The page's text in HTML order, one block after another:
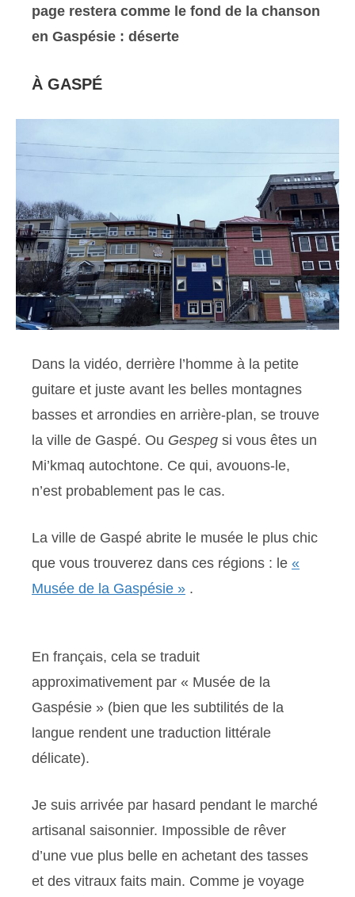
page restera comme le fond de la chanson
en Gaspésie : déserte
À GASPÉ
Dans la vidéo, derrière l’homme à la petite
guitare et juste avant les belles montagnes
basses et arrondies en arrière-plan, se trouve
la ville de Gaspé. Ou Gespeg si vous êtes un
Mi’kmaq autochtone. Ce qui, avouons-le,
n’est probablement pas le cas.
La ville de Gaspé abrite le musée le plus chic
que vous trouverez dans ces régions : le «
Musée de la Gaspésie » .
En français, cela se traduit
approximativement par « Musée de la
Gaspésie » (bien que les subtilités de la
langue rendent une traduction littérale
délicate).
Je suis arrivée par hasard pendant le marché
artisanal saisonnier. Impossible de rêver
d’une vue plus belle en achetant des tasses
et des vitraux faits main. Comme je voyage